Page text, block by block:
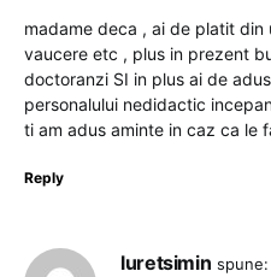
madame deca , ai de platit din
vaucere etc , plus in prezent
doctoranzi SI in plus ai de
personalului nedidactic
ti am adus aminte in caz ca le
Reply
luretsimin spune: